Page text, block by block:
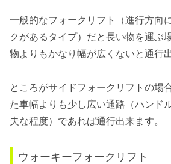
一般的なフォークリフト（進行方向
クがあるタイプ）だと長い物を運ぶ
物よりもかなり幅が広くないと通行
ところがサイドフォークリフトの場
た車幅よりも少し広い通路（ハンド
夫な程度）であれば通行出来ます。
ウォーキーフォークリフト